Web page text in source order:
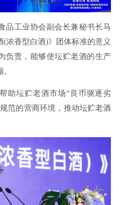
品工业协会副会长兼秘书长马
(浓香型白酒)》团体标准的意义
负责，能够使坛贮老酒的生产
助坛贮老酒市场“良币驱逐劣
范的营商环境，推动坛贮老酒